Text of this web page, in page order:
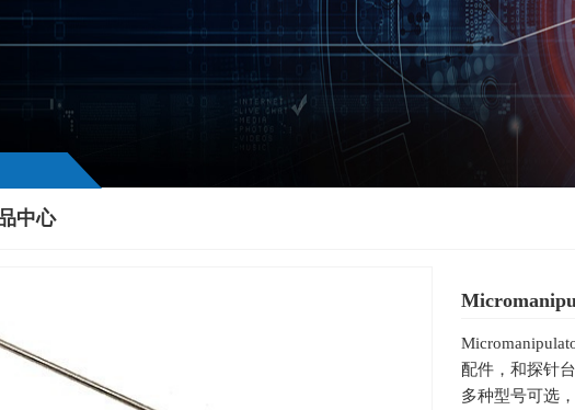
中心
配件，和探针
多种型号可选